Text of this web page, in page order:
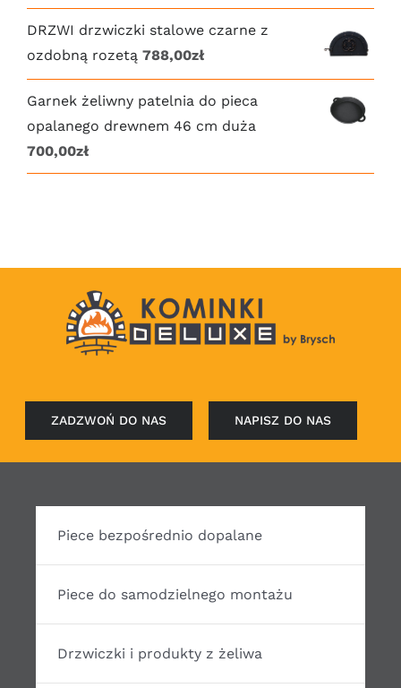
cen:
od
6
do
6
300,00zł
DRZWI drzwiczki stalowe czarne z
ozdobną rozetą 788,00zł
Garnek żeliwny patelnia do pieca
opalanego drewnem 46 cm duża
700,00zł
ZADZWOŃ DO NAS NAPISZ DO NAS
Piece bezpośrednio dopalane
Piece do samodzielnego montażu
Drzwiczki i produkty z żeliwa